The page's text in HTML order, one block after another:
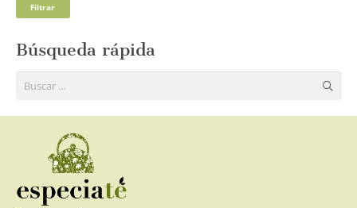
Filtrar
Búsqueda rápida
Buscar: